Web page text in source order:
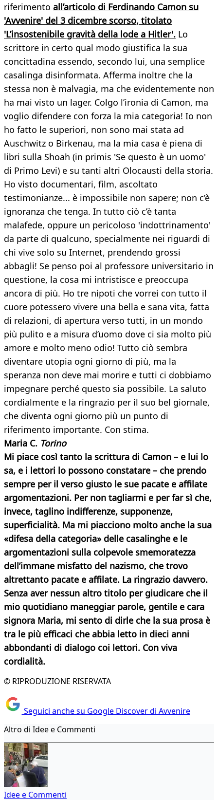
riferimento all’articolo di Ferdinando Camon su
'Avvenire' del 3 dicembre scorso, titolato
'L’insostenibile gravità della lode a Hitler'. Lo
scrittore in certo qual modo giustifica la sua
concittadina essendo, secondo lui, una semplice
casalinga disinformata. Afferma inoltre che la
stessa non è malvagia, ma che evidentemente non
ha mai visto un lager. Colgo l’ironia di Camon, ma
voglio difendere con forza la mia categoria! Io non
ho fatto le superiori, non sono mai stata ad
Auschwitz o Birkenau, ma la mia casa è piena di
libri sulla Shoah (in primis 'Se questo è un uomo'
di Primo Levi) e su tanti altri Olocausti della storia.
Ho visto documentari, film, ascoltato
testimonianze... è impossibile non sapere; non c’è
ignoranza che tenga. In tutto ciò c’è tanta
malafede, oppure un pericoloso 'indottrinamento'
da parte di qualcuno, specialmente nei riguardi di
chi vive solo su Internet, prendendo grossi
abbagli! Se penso poi al professore universitario in
questione, la cosa mi intristisce e preoccupa
ancora di più. Ho tre nipoti che vorrei con tutto il
cuore potessero vivere una bella e sana vita, fatta
di relazioni, di apertura verso tutti, in un mondo
più pulito e a misura d’uomo dove ci sia molto più
amore e molto meno odio! Tutto ciò sembra
diventare utopia ogni giorno di più, ma la
speranza non deve mai morire e tutti ci dobbiamo
impegnare perché questo sia possibile. La saluto
cordialmente e la ringrazio per il suo bel giornale,
che diventa ogni giorno più un punto di
riferimento importante. Con stima.
Maria C. Torino
Mi piace così tanto la scrittura di Camon – e lui lo
sa, e i lettori lo possono constatare – che prendo
sempre per il verso giusto le sue pacate e affilate
argomentazioni. Per non tagliarmi e per far sì che,
invece, taglino indifferenze, supponenze,
superficialità. Ma mi piacciono molto anche la sua
«difesa della categoria» delle casalinghe e le
argomentazioni sulla colpevole smemoratezza
dell’immane misfatto del nazismo, che trovo
altrettanto pacate e affilate. La ringrazio davvero.
Senza aver nessun altro titolo per giudicare che il
mio quotidiano maneggiar parole, gentile e cara
signora Maria, mi sento di dirle che la sua prosa è
tra le più efficaci che abbia letto in dieci anni
abbondanti di dialogo coi lettori. Con viva
cordialità.
© RIPRODUZIONE RISERVATA
Seguici anche su Google Discover di Avvenire
Altro di Idee e Commenti
Idee e Commenti